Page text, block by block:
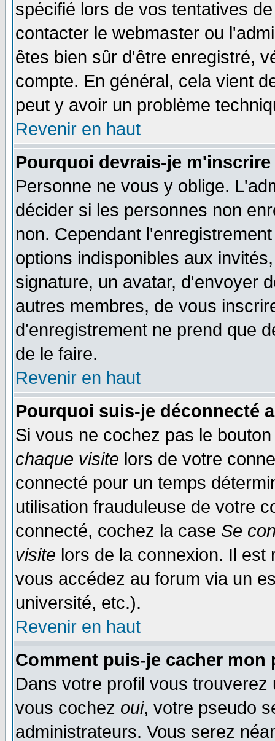
spécifié lors de vos tentatives
contacter le webmaster ou
êtes bien sûr d'être enregistré,
compte. En général, cela vient
peut y avoir un problème
Revenir en haut
Pourquoi devrais-je
Personne ne vous y oblige.
décider si les personnes non
non. Cependant
options indisponibles aux
signature, un avatar, d'envoyer
autres membres, de vous
d'enregistrement ne prend que
de le faire.
Revenir en haut
Pourquoi suis-je déconnecté
Si vous ne cochez pas le
chaque visite lors de votre
connecté pour un temps
utilisation frauduleuse de votre
connecté, cochez la case Se
visite lors de la connexion. Il
vous accédez au forum via un
université, etc.).
Revenir en haut
Comment puis-je cacher
Dans votre profil vous
vous cochez oui, votre pseudo
administrateurs. Vous serez